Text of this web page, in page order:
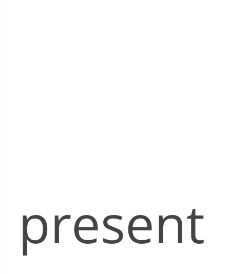
present